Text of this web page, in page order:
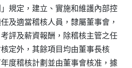
規定，建立、實施和維護內部控
及適當稽核人員，隸屬董事會，
評及薪資報酬，除稽核主管之任
定外，其餘項目均由董事長核
度稽核計劃並由董事會核准，據